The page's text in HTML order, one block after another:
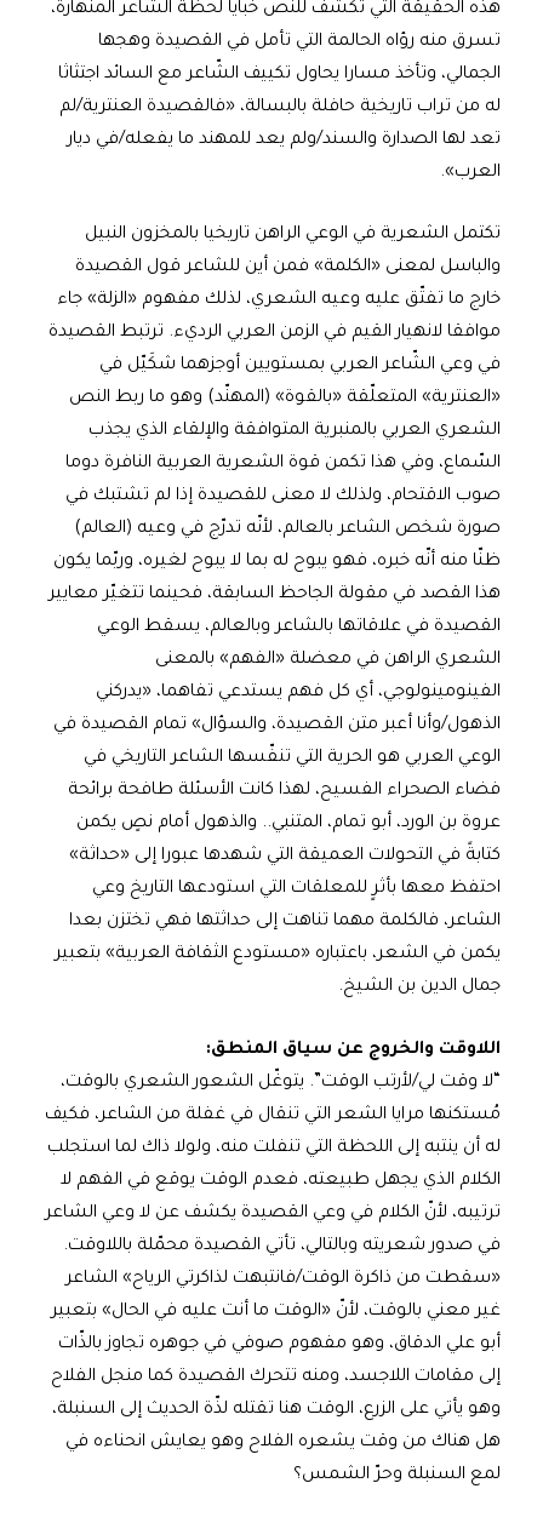
هذه الحقيقة التي تكشف للنص خبايا لحظة الشّاعر المنهارة،
تسرق منه رؤاه الحالمة التي تأمل في القصيدة وهجها
الجمالي، وتأخذ مسارا يحاول تكييف الشّاعر مع السائد اجتثاثا
له من تراب تاريخية حافلة بالبسالة، «فالقصيدة العنترية/لم
تعد لها الصدارة والسند/ولم يعد للمهند ما يفعله/في ديار
العرب».
تكتمل الشعرية في الوعي الراهن تاريخيا بالمخزون النبيل
والباسل لمعنى «الكلمة» فمن أين للشاعر قول القصيدة
خارج ما تفتّق عليه وعيه الشعري، لذلك مفهوم «الزلة» جاء
موافقا لانهيار القيم في الزمن العربي الرديء. ترتبط القصيدة
في وعي الشّاعر العربي بمستويين أوجزهما شكَيّل في
«العنترية» المتعلّقة «بالقوة» (المهنّد) وهو ما ربط النص
الشعري العربي بالمنبرية المتوافقة والإلقاء الذي يجذب
السّماع، وفي هذا تكمن قوة الشعرية العربية النافرة دوما
صوب الاقتحام، ولذلك لا معنى للقصيدة إذا لم تشتبك في
صورة شخص الشاعر بالعالم، لأنّه تدرّج في وعيه (العالم)
ظنّا منه أنّه خبره، فهو يبوح له بما لا يبوح لغيره، وربّما يكون
هذا القصد في مقولة الجاحظ السابقة، فحينما تتغيّر معايير
القصيدة في علاقاتها بالشاعر وبالعالم، يسقط الوعي
الشعري الراهن في معضلة «الفهم» بالمعنى
الفينومينولوجي، أي كل فهم يستدعي تفاهما، «يدركني
الذهول/وأنا أعبر متن القصيدة، والسؤال» تمام القصيدة في
الوعي العربي هو الحرية التي تنفّسها الشاعر التاريخي في
فضاء الصحراء الفسيح، لهذا كانت الأسئلة طافحة برائحة
عروة بن الورد، أبو تمام، المتنبي.. والذهول أمام نصٍ يكمن
كتابةً في التحولات العميقة التي شهدها عبورا إلى «حداثة»
احتفظ معها بأثرٍ للمعلقات التي استودعها التاريخ وعي
الشاعر، فالكلمة مهما تناهت إلى حداثتها فهي تختزن بعدا
يكمن في الشعر، باعتباره «مستودع الثقافة العربية» بتعبير
جمال الدين بن الشيخ.
اللاوقت والخروج عن سياق المنطق:
“لا وقت لي/لأرتب الوقت”. يتوغّل الشعور الشعري بالوقت،
مُستكنها مرايا الشعر التي تنقال في غفلة من الشاعر، فكيف
له أن ينتبه إلى اللحظة التي تنفلت منه، ولولا ذاك لما استجلب
الكلام الذي يجهل طبيعته، فعدم الوقت يوقع في الفهم لا
ترتيبه، لأنّ الكلام في وعي القصيدة يكشف عن لا وعي الشاعر
في صدور شعريته وبالتالي، تأتي القصيدة محمّلة باللاوقت.
«سقطت من ذاكرة الوقت/فانتبهت لذاكرتي الرياح» الشاعر
غير معني بالوقت، لأنّ «الوقت ما أنت عليه في الحال» بتعبير
أبو علي الدقاق، وهو مفهوم صوفي في جوهره تجاوز بالذّات
إلى مقامات اللاجسد، ومنه تتحرك القصيدة كما منجل الفلاح
وهو يأتي على الزرع، الوقت هنا تقتله لذّة الحديث إلى السنبلة،
هل هناك من وقت يشعره الفلاح وهو يعايش انحناءه في
لمع السنبلة وحرّ الشمس؟